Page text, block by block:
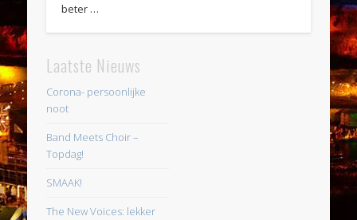
beter …
Laatste Nieuws
Corona- persoonlijke
noot
Band Meets Choir –
Topdag!
SMAAK!
The New Voices: lekker